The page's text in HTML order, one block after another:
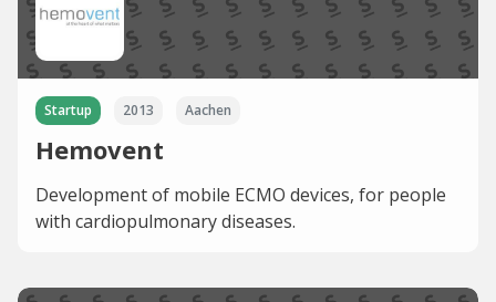
Startup 2013 Aachen
Hemovent
Development of mobile ECMO devices, for people
with cardiopulmonary diseases.